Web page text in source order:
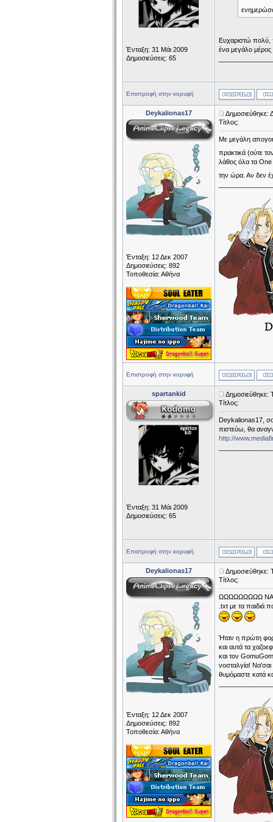
Ένταξη: 31 Μάι 2009
Δημοσιεύσεις: 65
Ευχαριστώ πολύ,
ένα μεγάλο μέρος
Επιστροφή στην κορυφή
Deykalionas17
Ένταξη: 12 Δεκ 2007
Δημοσιεύσεις: 892
Τοποθεσία: Αθήνα
Δημοσιεύθηκε:
Τίτλος:
Με μεγάλη
πρακτικά (ούτε
λάθος όλα τα One
την ώρα. Αν δεν
Επιστροφή στην κορυφή
spartankid
Ένταξη: 31 Μάι 2009
Δημοσιεύσεις: 65
Δημοσιεύθηκε:
Τίτλος:
Deykalionas17,
πιστεύω, θα
http://
Επιστροφή στην κορυφή
Deykalionas17
Ένταξη: 12 Δεκ 2007
Δημοσιεύσεις: 892
Τοποθεσία: Αθήνα
Δημοσιεύθηκε:
Τίτλος:
ΩΩΩΩΩΩΩΩΩ ΝΑΙ!
.txt με τα παιδιά
Ήταν η πρώτη
και αυτά τα
και τον
νοσταλγία! Να'σαι
θυμόμαστε κατά